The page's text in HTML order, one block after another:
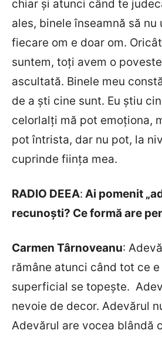
chiar şi atunci când te
ales, binele înseamnă să
fiecare om e doar om.
suntem, toţi avem o
ascultată. Binele meu
de a şti cine sunt. Eu ştiu
celorlalţi mă pot emoţiona,
pot întrista, dar nu pot, la
cuprinde fiinţa mea.
RADIO DEEA: Ai pomenit
recunoști? Ce formă are
Carmen Târnoveanu:
rămâne atunci când tot ce
superficial se topește.
nevoie de decor. Adevărul
Adevărul are vocea blândă